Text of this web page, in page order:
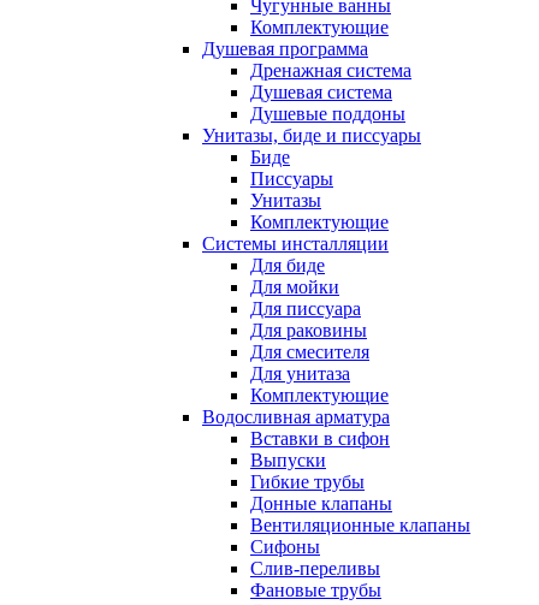
Чугунные ванны
Комплектующие
Душевая программа
Дренажная система
Душевая система
Душевые поддоны
Унитазы, биде и писсуары
Биде
Писсуары
Унитазы
Комплектующие
Системы инсталляции
Для биде
Для мойки
Для писсуара
Для раковины
Для смесителя
Для унитаза
Комплектующие
Водосливная арматура
Вставки в сифон
Выпуски
Гибкие трубы
Донные клапаны
Вентиляционные клапаны
Сифоны
Слив-переливы
Фановые трубы